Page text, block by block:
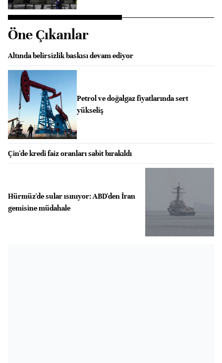
Öne Çıkanlar
Altında belirsizlik baskısı devam ediyor
Petrol ve doğalgaz fiyatlarında sert
yükseliş
Çin'de kredi faiz oranları sabit bırakıldı
Hürmüz'de sular ısınıyor: ABD'den İran
gemisine müdahale